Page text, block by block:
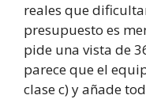
reales que
presupuesto es
pide una vista de
parece que el
clase c) y añade